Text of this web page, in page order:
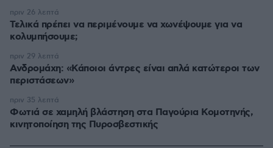
Τελικά πρέπει να περιμένουμε να χωνέψουμε για να
κολυμπήσουμε;
πριν 26 λεπτά
Ανδρομάχη: «Κάποιοι άντρες είναι απλά κατώτεροι των
περιστάσεων»
πριν 29 λεπτά
Φωτιά σε χαμηλή βλάστηση στα Παγούρια Κομοτηνής,
κινητοποίηση της Πυροσβεστικής
πριν 35 λεπτά